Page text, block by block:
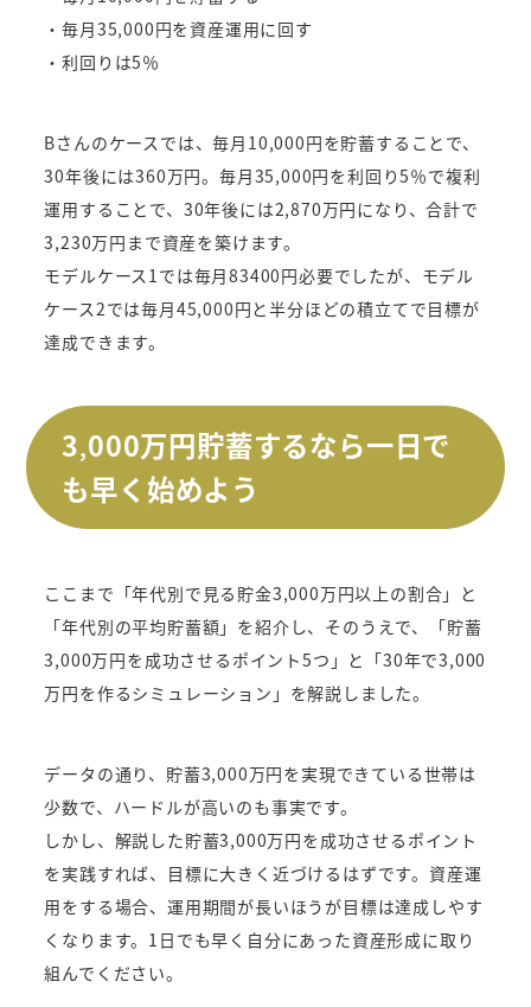
・毎月35,000円を資産運用に回す
・利回りは5％
Bさんのケースでは、毎月10,000円を貯蓄することで、
30年後には360万円。毎月35,000円を利回り5％で複利
運用することで、30年後には2,870万円になり、合計で
3,230万円まで資産を築けます。
モデルケース1では毎月83400円必要でしたが、モデル
ケース2では毎月45,000円と半分ほどの積立てで目標が
達成できます。
3,000万円貯蓄するなら一日で
も早く始めよう
ここまで「年代別で見る貯金3,000万円以上の割合」と
「年代別の平均貯蓄額」を紹介し、そのうえで、「貯蓄
3,000万円を成功させるポイント5つ」と「30年で3,000
万円を作るシミュレーション」を解説しました。
データの通り、貯蓄3,000万円を実現できている世帯は
少数で、ハードルが高いのも事実です。
しかし、解説した貯蓄3,000万円を成功させるポイント
を実践すれば、目標に大きく近づけるはずです。資産運
用をする場合、運用期間が長いほうが目標は達成しやす
くなります。1日でも早く自分にあった資産形成に取り
組んでください。